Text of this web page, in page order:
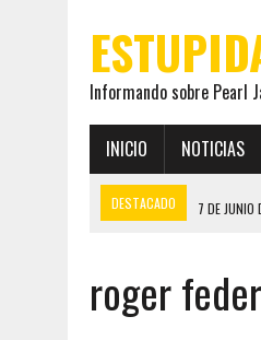
Informando sobre Pearl
INICIO NOTICIAS
DESTACADO 7 DE
19 DE MAYO DE 2026
|
12 DE MAYO DE 2026 |
roger